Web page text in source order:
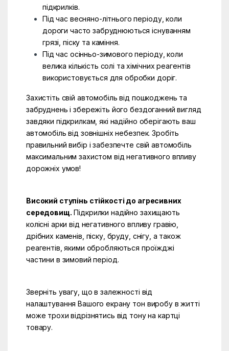
підкрилків.
Під час весняно-літнього періоду, коли
дороги часто забруднюються існуванням
грязі, піску та каміння.
Під час осінньо-зимового періоду, коли
велика кількість солі та хімічних реагентів
використовується для обробки доріг.
Захистіть свій автомобіль від пошкоджень та
забруднень і збережіть його бездоганний вигляд
завдяки підкрилкам, які надійно оберігають ваш
автомобіль від зовнішніх небезпек. Зробіть
правильний вибір і забезпечте свій автомобіль
максимальним захистом від негативного впливу
дорожніх умов!
Високий ступінь стійкості до агресивних
середовищ. Підкрилки надійно захищають
колісні арки від негативного впливу гравію,
дрібних каменів, піску, бруду, снігу, а також
реагентів, якими обробляються проїжджі
частини в зимовий період.
Зверніть увагу, що в залежності від
налаштування Вашого екрану тон виробу в житті
може трохи відрізнятись від тону на картці
товару.